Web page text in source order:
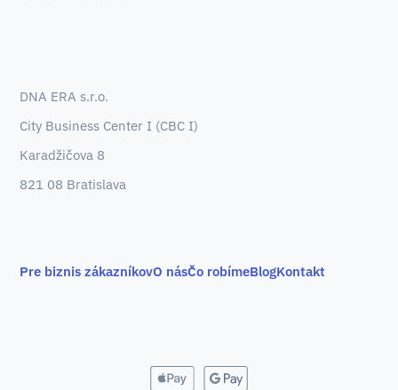
DNA ERA s.r.o.
City Business Center I (CBC I)
Karadžičova 8
821 08 Bratislava
Pre biznis zákazníkovO násČo robímeBlogKontakt